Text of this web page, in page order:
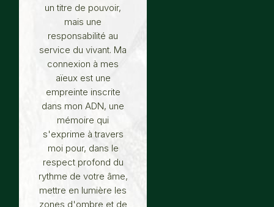
un titre de pouvoir,
mais une
responsabilité au
service du vivant. Ma
connexion à mes
aïeux est une
empreinte inscrite
dans mon ADN, une
mémoire qui
s'exprime à travers
moi pour, dans le
respect profond du
rythme de votre âme,
mettre en lumière les
zones d'ombre et de